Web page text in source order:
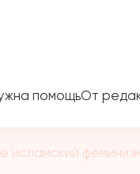
помощьОт
исламский